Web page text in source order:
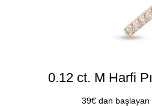
0.12 ct. M Harfi
39€ dan başlayan